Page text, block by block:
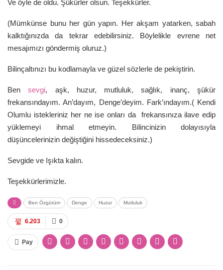
Ve öyle de oldu. Şükürler olsun. Teşekkürler.
(Mümkünse bunu her gün yapın. Her akşam yatarken, sabah
kalktığınızda da tekrar edebilirsiniz. Böylelikle evrene net
mesajımızı göndermiş oluruz.)
Bilinçaltınızı bu kodlamayla ve güzel sözlerle de pekiştirin.
Bensevgi, aşk, huzur, mutluluk, sağlık, inanç, şükür
frekansındayım. An’dayım, Denge’deyim. Fark’ındayım.( Kendi
Olumlu istekleriniz her ne ise onları da frekansınıza ilave edip
yüklemeyi ihmal etmeyin. Bilincinizin dolayısıyla
düşüncelerinizin değiştiğini hissedeceksiniz.)
Sevgide ve Işıkta kalın.
Teşekkürlerimizle.
Ben Özgürüm Denge Huzur Mutluluk
0
6.203
Pay